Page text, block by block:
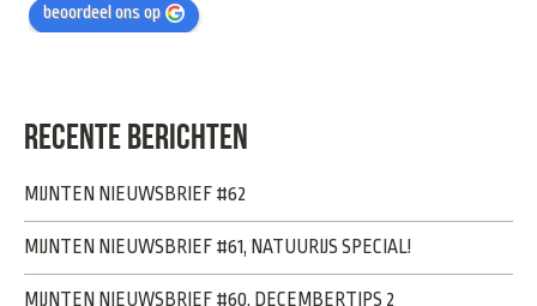
beoordeel ons op
RECENTE BERICHTEN
MIJNTEN NIEUWSBRIEF #62
MIJNTEN NIEUWSBRIEF #61, NATUURIJS SPECIAL!
MIJNTEN NIEUWSBRIEF #60, DECEMBERTIPS 2